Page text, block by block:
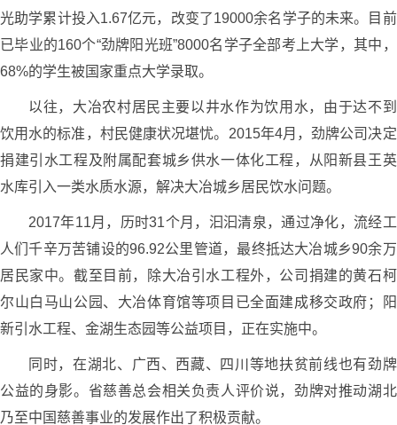
光助学累计投入1.67亿元，改变了19000余名学子的未来。目前
已毕业的160个“劲牌阳光班”8000名学子全部考上大学，其中，
68%的学生被国家重点大学录取。
以往，大冶农村居民主要以井水作为饮用水，由于达不到
饮用水的标准，村民健康状况堪忧。2015年4月，劲牌公司决定
捐建引水工程及附属配套城乡供水一体化工程，从阳新县王英
水库引入一类水质水源，解决大冶城乡居民饮水问题。
2017年11月，历时31个月，汩汩清泉，通过净化，流经工
人们千辛万苦铺设的96.92公里管道，最终抵达大冶城乡90余万
居民家中。截至目前，除大冶引水工程外，公司捐建的黄石柯
尔山白马山公园、大冶体育馆等项目已全面建成移交政府；阳
新引水工程、金湖生态园等公益项目，正在实施中。
同时，在湖北、广西、西藏、四川等地扶贫前线也有劲牌
公益的身影。省慈善总会相关负责人评价说，劲牌对推动湖北
乃至中国慈善事业的发展作出了积极贡献。